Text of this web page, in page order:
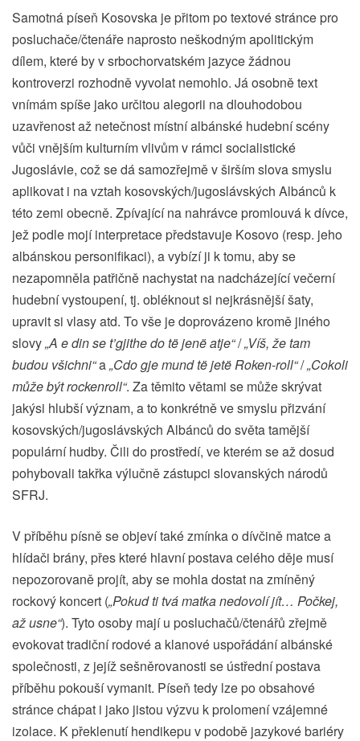
Samotná píseň Kosovska je přitom po textové stránce pro
posluchače/čtenáře naprosto neškodným apolitickým
dílem, které by v srbochorvatském jazyce žádnou
kontroverzi rozhodně vyvolat nemohlo. Já osobně text
vnímám spíše jako určitou alegorii na dlouhodobou
uzavřenost až netečnost místní albánské hudební scény
vůči vnějším kulturním vlivům v rámci socialistické
Jugoslávie, což se dá samozřejmě v širším slova smyslu
aplikovat i na vztah kosovských/jugoslávských Albánců k
této zemi obecně. Zpívající na nahrávce promlouvá k dívce,
jež podle mojí interpretace představuje Kosovo (resp. jeho
albánskou personifikaci), a vybízí ji k tomu, aby se
nezapomněla patřičně nachystat na nadcházející večerní
hudební vystoupení, tj. obléknout si nejkrásnější šaty,
upravit si vlasy atd. To vše je doprovázeno kromě jiného
slovy„A e din se t’gjithe do të jenë atje“/„Víš, že tam
budou všichni“a„Cdo gje mund të jetë Roken-roll“/„Cokoli
může být rockenroll“. Za těmito větami se může skrývat
jakýsi hlubší význam, a to konkrétně ve smyslu přizvání
kosovských/jugoslávských Albánců do světa tamější
populární hudby. Čili do prostředí, ve kterém se až dosud
pohybovali takřka výlučně zástupci slovanských národů
SFRJ.
V příběhu písně se objeví také zmínka o dívčině matce a
hlídači brány, přes které hlavní postava celého děje musí
nepozorovaně projít, aby se mohla dostat na zmíněný
rockový koncert („Pokud ti tvá matka nedovolí jít… Počkej,
až usne“). Tyto osoby mají u posluchačů/čtenářů zřejmě
evokovat tradiční rodové a klanové uspořádání albánské
společnosti, z jejíž sešněrovanosti se ústřední postava
příběhu pokouší vymanit. Píseň tedy lze po obsahové
stránce chápat i jako jistou výzvu k prolomení vzájemné
izolace. K překlenutí hendikepu v podobě jazykové bariéry